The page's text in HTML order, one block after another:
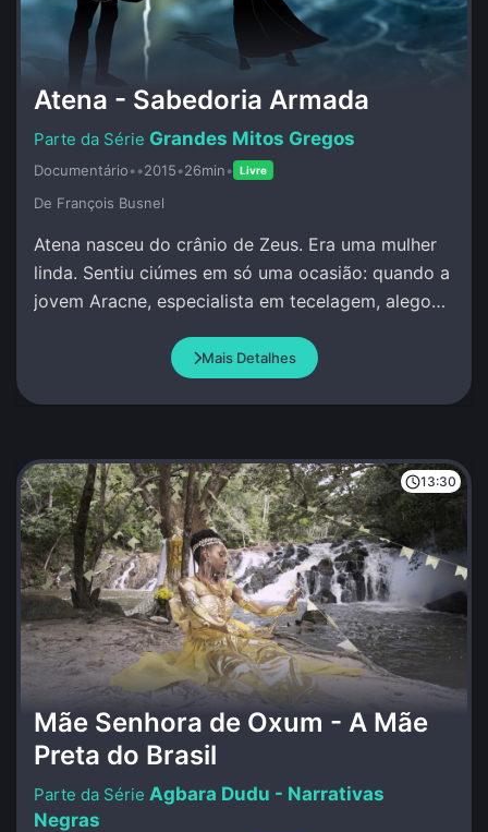
Atena - Sabedoria Armada
Grandes Mitos Gregos
Documentário••2015•26min• Livre
De François Busnel
Atena nasceu do crânio de Zeus. Era uma mulher
linda. Sentiu ciúmes em só uma ocasião: quando a
jovem Aracne, especialista em tecelagem, alegou
Mais Detalhes
13:30
Mãe Senhora de Oxum - A Mãe
Preta do Brasil
Agbara Dudu - Narrativas
Negras